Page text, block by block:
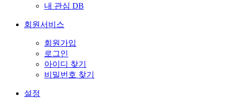
내 관심 DB
회원서비스
회원가입
로그인
아이디 찾기
비밀번호 찾기
설정